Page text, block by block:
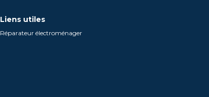
Liens utiles
Réparateur électroménager